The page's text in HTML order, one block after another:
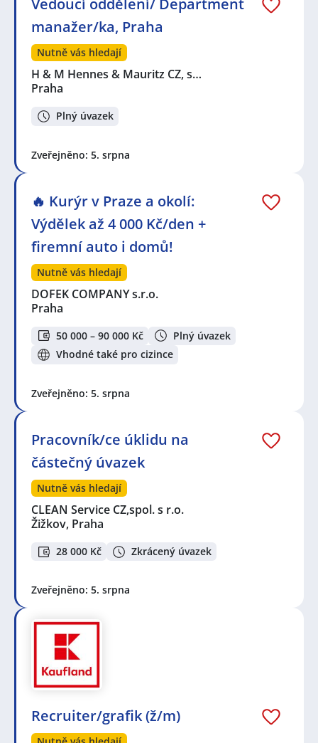
Vedoucí oddělení/ Department
manažer/ka, Praha
Nutně vás hledají
H & M Hennes & Mauritz CZ, s…
Praha
Plný úvazek
Zveřejněno: 5. srpna
🔥 Kurýr v Praze a okolí:
Výdělek až 4 000 Kč/den +
firemní auto i domů!
Nutně vás hledají
DOFEK COMPANY s.r.o.
Praha
50 000 – 90 000 Kč
Plný úvazek
Vhodné také pro cizince
Zveřejněno: 5. srpna
Pracovník/ce úklidu na
částečný úvazek
Nutně vás hledají
CLEAN Service CZ,spol. s r.o.
Žižkov, Praha
28 000 Kč Zkrácený úvazek
Zveřejněno: 5. srpna
Recruiter/grafik (ž/m)